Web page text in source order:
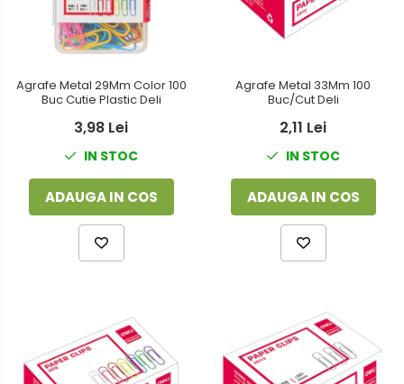
Agrafe Metal 29Mm Color 100
Buc Cutie Plastic Deli
3,98 Lei
IN STOC
ADAUGA IN COS
Agrafe Metal 33Mm 100
Buc/Cut Deli
2,11 Lei
IN STOC
ADAUGA IN COS